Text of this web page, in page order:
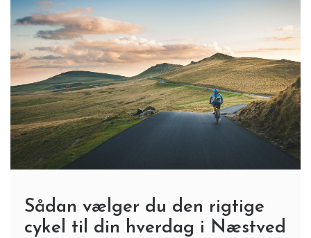
Sådan vælger du den rigtige
cykel til din hverdag i Næstved